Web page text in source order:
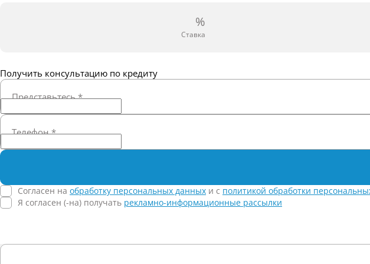
%
Ставка
Получить консультацию по кредиту
Представьтесь*
Телефон*
Согласен на обработку персональных данных и c политикой обработки
Я согласен (-на) получать рекламно-информационные рассылки